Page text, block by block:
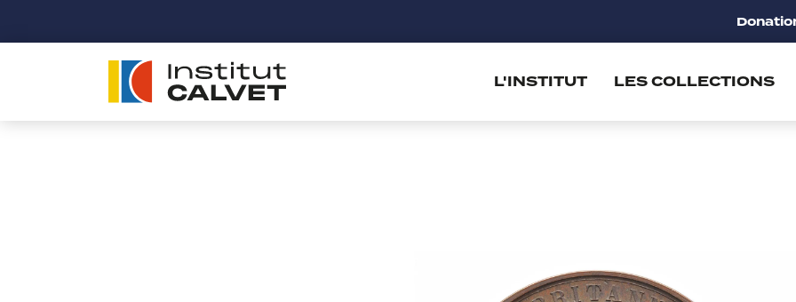
L'INSTITUT LES COLLECTIONS